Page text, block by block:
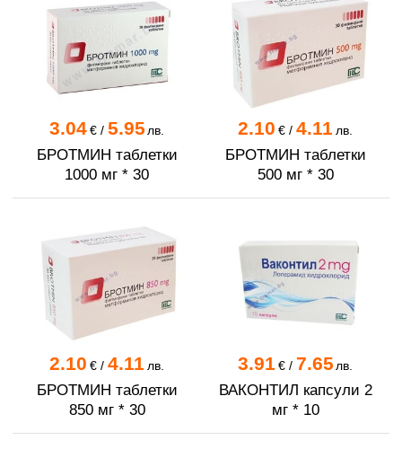
3.04 €/ 5.95 лв.
БРОТМИН таблетки
1000 мг * 30
2.10 € / 4.11лв.
БРОТМИН таблетки
500 мг * 30
2.10 € / 4.11лв.
БРОТМИН таблетки
850 мг * 30
3.91 €/ 7.65 лв.
ВАКОНТИЛ капсули 2
мг * 10